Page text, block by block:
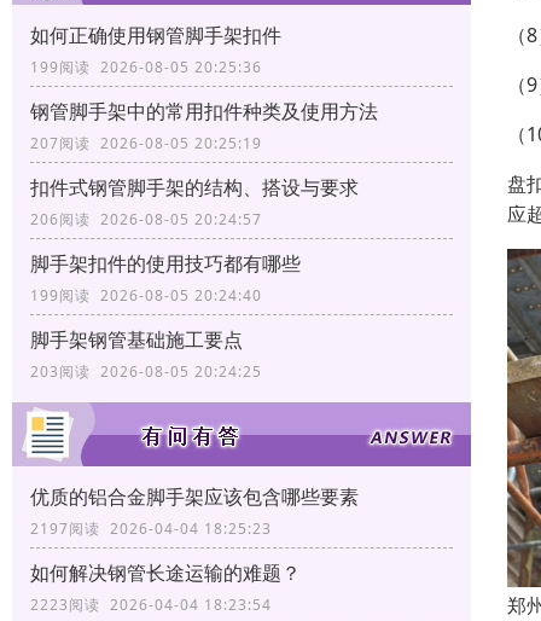
如何正确使用钢管脚手架扣件
199阅读 2026-08-05 20:25:36
钢管脚手架中的常用扣件种类及使用方法
207阅读 2026-08-05 20:25:19
扣件式钢管脚手架的结构、搭设与要求
206阅读 2026-08-05 20:24:57
脚手架扣件的使用技巧都有哪些
199阅读 2026-08-05 20:24:40
脚手架钢管基础施工要点
203阅读 2026-08-05 20:24:25
优质的铝合金脚手架应该包含哪些要素
2197阅读 2026-04-04 18:25:23
如何解决钢管长途运输的难题？
2223阅读 2026-04-04 18:23:54
盘
应
郑